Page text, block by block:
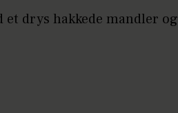
drys hakkede mandler og